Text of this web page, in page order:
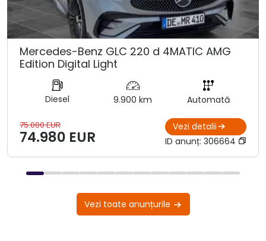
Mercedes-Benz GLC 220 d 4MATIC AMG
Edition Digital Light
Diesel 9.900 km Automată
75.000 EUR
74.980 EUR
Vezi detalii
ID anunț: 306664
Vezi toate anunțurile